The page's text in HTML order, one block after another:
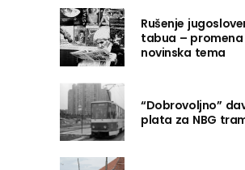
Rušenje
tabua –
novinska tema
“Dobrovoljno”
plata za NBG